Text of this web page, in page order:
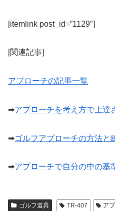
[itemlink post_id=”1129″]
[関連記事]
アプローチの記事一覧
➡アプローチを考え方で上達
➡ゴルフアプローチの方法と
➡アプローチで自分の中の基
ゴルフ道具 TR-407 ア